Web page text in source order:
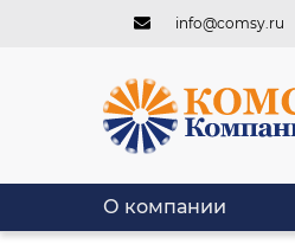
info@comsy.ru
О компании